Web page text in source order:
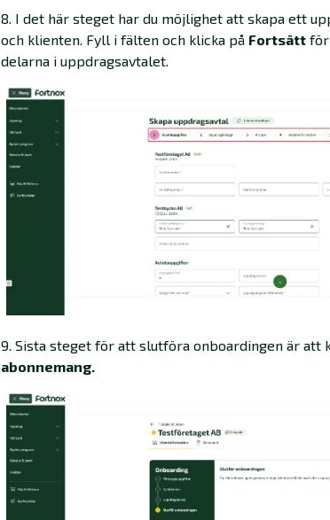
8. I det här steget har du möjlighet att skapa ett
och klienten. Fyll i fälten och klicka på Fortsätt för
delarna i uppdragsavtalet.
9. Sista steget för att slutföra onboardingen är att
abonnemang.